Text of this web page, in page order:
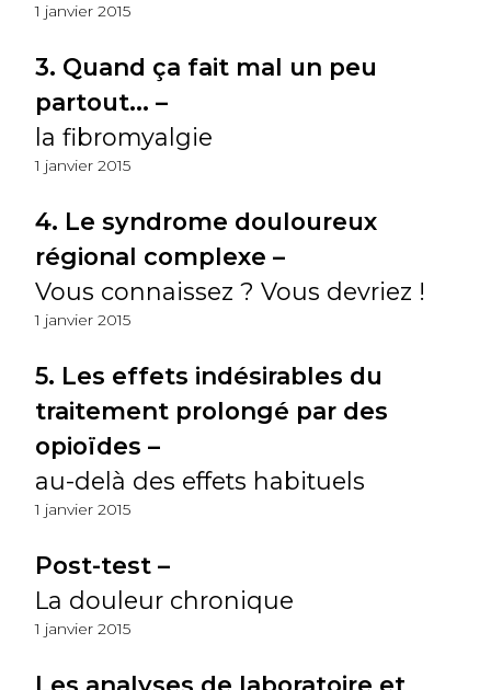
1 janvier 2015
3. Quand ça fait mal un peu
partout... –
la fibromyalgie
1 janvier 2015
4. Le syndrome douloureux
régional complexe –
Vous connaissez ? Vous devriez !
1 janvier 2015
5. Les effets indésirables du
traitement prolongé par des
opioïdes –
au-delà des effets habituels
1 janvier 2015
Post-test –
La douleur chronique
1 janvier 2015